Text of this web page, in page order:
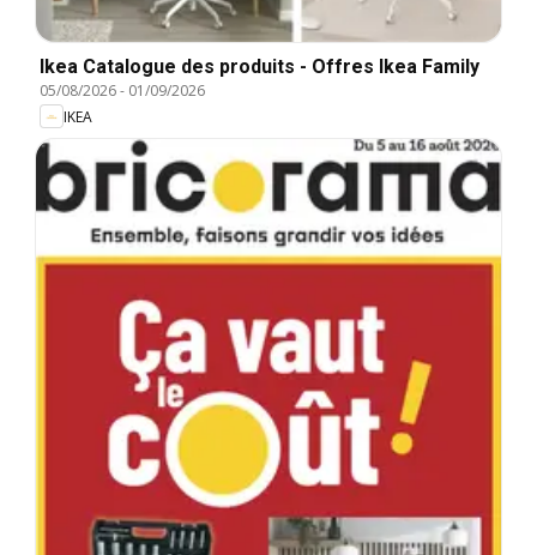
Ikea Catalogue des produits - Offres Ikea Family
05/08/2026- 01/09/2026
IKEA